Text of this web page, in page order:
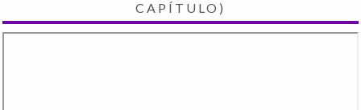
CAPÍTULO)